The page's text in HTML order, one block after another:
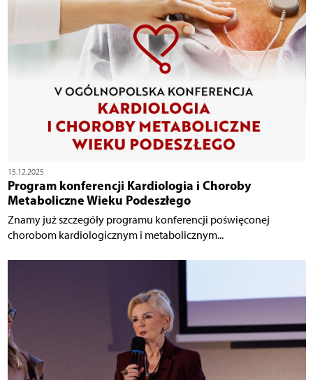
15.12.2025
Program konferencji Kardiologia i Choroby
Metaboliczne Wieku Podeszłego
Znamy już szczegóły programu konferencji poświęconej
chorobom kardiologicznym i metabolicznym...